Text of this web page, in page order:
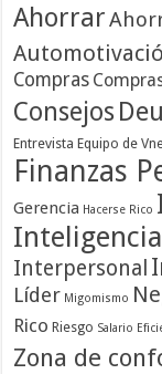
Ahorrar
Compras
Consejos
Entrevista Equipo de
Finanzas
Gerencia Hacerse Rico
Interpersonal
Líder Migomismo
Rico Riesgo Salario
Zona de